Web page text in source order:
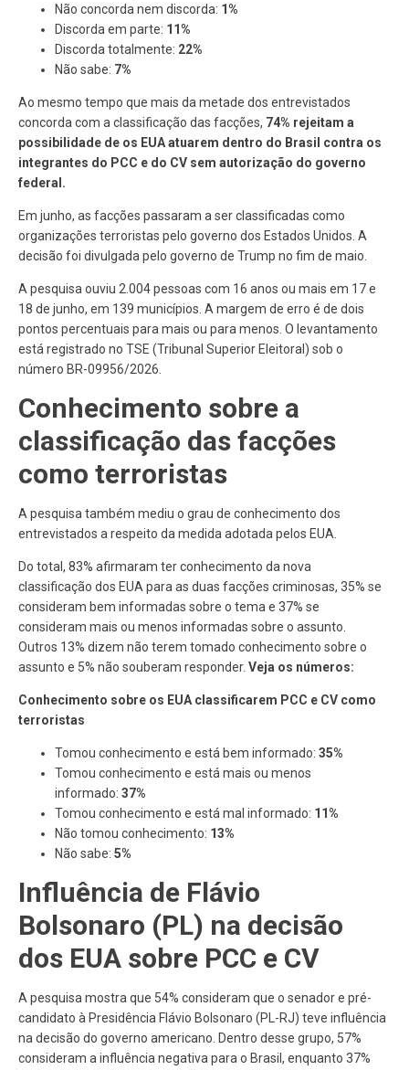
Não concorda nem discorda: 1%
Discorda em parte: 11%
Discorda totalmente: 22%
Não sabe: 7%
Ao mesmo tempo que mais da metade dos entrevistados
concorda com a classificação das facções, 74% rejeitam a
possibilidade de os EUA atuarem dentro do Brasil contra os
integrantes do PCC e do CV sem autorização do governo
federal.
Em junho, as facções passaram a ser classificadas como
organizações terroristas pelo governo dos Estados Unidos. A
decisão foi divulgada pelo governo de Trump no fim de maio.
A pesquisa ouviu 2.004 pessoas com 16 anos ou mais em 17 e
18 de junho, em 139 municípios. A margem de erro é de dois
pontos percentuais para mais ou para menos. O levantamento
está registrado no TSE (Tribunal Superior Eleitoral) sob o
número BR-09956/2026.
Conhecimento sobre a
classificação das facções
como terroristas
A pesquisa também mediu o grau de conhecimento dos
entrevistados a respeito da medida adotada pelos EUA.
Do total, 83% afirmaram ter conhecimento da nova
classificação dos EUA para as duas facções criminosas, 35% se
consideram bem informadas sobre o tema e 37% se
consideram mais ou menos informadas sobre o assunto.
Outros 13% dizem não terem tomado conhecimento sobre o
assunto e 5% não souberam responder. Veja os números:
Conhecimento sobre os EUA classificarem PCC e CV como
terroristas
Tomou conhecimento e está bem informado: 35%
Tomou conhecimento e está mais ou menos
informado: 37%
Tomou conhecimento e está mal informado: 11%
Não tomou conhecimento: 13%
Não sabe: 5%
Influência de Flávio
Bolsonaro (PL) na decisão
dos EUA sobre PCC e CV
A pesquisa mostra que 54% consideram que o senador e pré-
candidato à Presidência Flávio Bolsonaro (PL-RJ) teve influência
na decisão do governo americano. Dentro desse grupo, 57%
consideram a influência negativa para o Brasil, enquanto 37%